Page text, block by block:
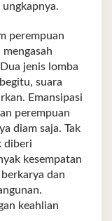
perempuan
jenis lomba
suara
Emansipasi
perempuan
diam saja. Tak
diberi
kesempatan
dan
keahlian